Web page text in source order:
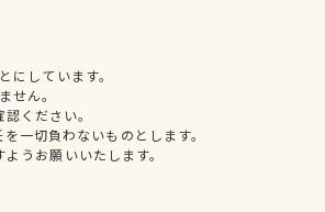
しています。
せん。
ください。
一切負わないものとします。
うお願いいたします。